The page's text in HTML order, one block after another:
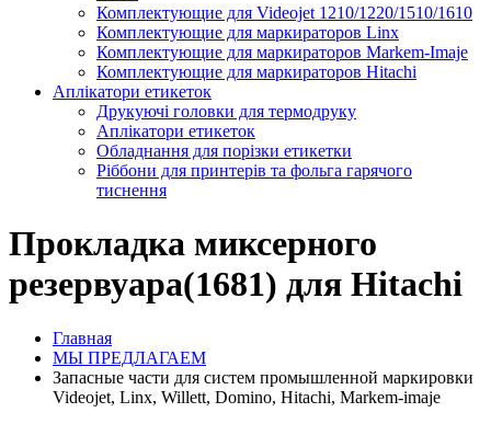
Комплектующие для Videojet 1210/1220/1510/1610
Комплектующие для маркираторов Linx
Комплектующие для маркираторов Markem-Imaje
Комплектующие для маркираторов Hitachi
Аплікатори етикеток
Друкуючі головки для термодруку
Аплікатори етикеток
Обладнання для порізки етикетки
Ріббони для принтерів та фольга гарячого
тиснення
Прокладка миксерного
резервуара(1681) для Hitachi
Главная
МЫ ПРЕДЛАГАЕМ
Запасные части для систем промышленной маркировки
Videojet, Linx, Willett, Domino, Hitachi, Markem-imaje